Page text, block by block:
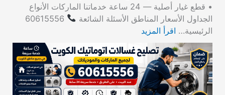
• قطع غيار أصلية — 24 ساعة خدماتنا الماركات الأنواع
الجداول الأسعار المناطق الأسئلة الشائعة
60615556
الرئيسية… اقرأ المزيد